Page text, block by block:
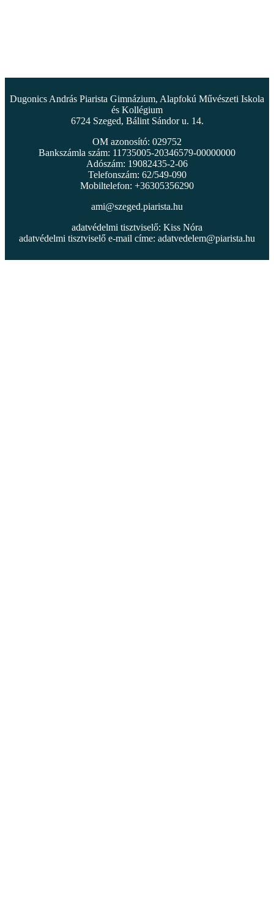
Dugonics András Piarista Gimnázium, Alapfokú Művészeti Iskola
és Kollégium
6724 Szeged, Bálint Sándor u. 14.
OM azonosító: 029752
Bankszámla szám: 11735005-20346579-00000000
Adószám: 19082435-2-06
Telefonszám: 62/549-090
Mobiltelefon: +36305356290
ami@szeged.piarista.hu
adatvédelmi tisztviselő: Kiss Nóra
adatvédelmi tisztviselő e-mail címe: adatvedelem@piarista.hu